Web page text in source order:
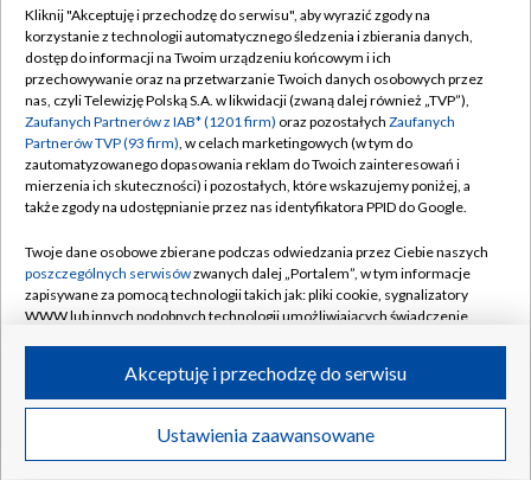
TVP
Abonament TVP
Emisja w TVP
Centrum informacji TVP
Naziemna Telewizja Cyfrowa
Rada Programowa
System NOS
Informacje o nadawcy
Program dla prasy
Ogłoszenie przetargowe
Regulamin TVP
Polityka prywatności
Moje zgody
Pomoc
Kontakt
Kanały
©2026 Telewizja Polska S.A. w likwidacji
Kliknij "Akceptuję i przechodzę do serwisu", aby wyrazić zgody na
korzystanie z technologii automatycznego śledzenia i zbierania danych,
dostęp do informacji na Twoim urządzeniu końcowym i ich
przechowywanie oraz na przetwarzanie Twoich danych osobowych przez
nas, czyli Telewizję Polską S.A. w likwidacji (zwaną dalej również „TVP”),
Zaufanych Partnerów z IAB* (1201 firm) oraz pozostałych Zaufanych
Partnerów TVP (93 firm), w celach marketingowych (w tym do
zautomatyzowanego dopasowania reklam do Twoich zainteresowań i
mierzenia ich skuteczności) i pozostałych, które wskazujemy poniżej, a
także zgody na udostępnianie przez nas identyfikatora PPID do Google.
Twoje dane osobowe zbierane podczas odwiedzania przez Ciebie naszych
poszczególnych serwisówzwanych dalej „Portalem”, w tym informacje
zapisywane za pomocą technologii takich jak: pliki cookie, sygnalizatory
WWW lub innych podobnych technologii umożliwiających świadczenie
ruchu w Internecie.
Twoje dane osobowe zbierane podczas odwiedzania przez Ciebie
poszczególnych serwisówna Portalu, takie jak adresy IP, identyfikatory
Ustawienia zaawansowane
Akceptuję i przechodzę do serwisu